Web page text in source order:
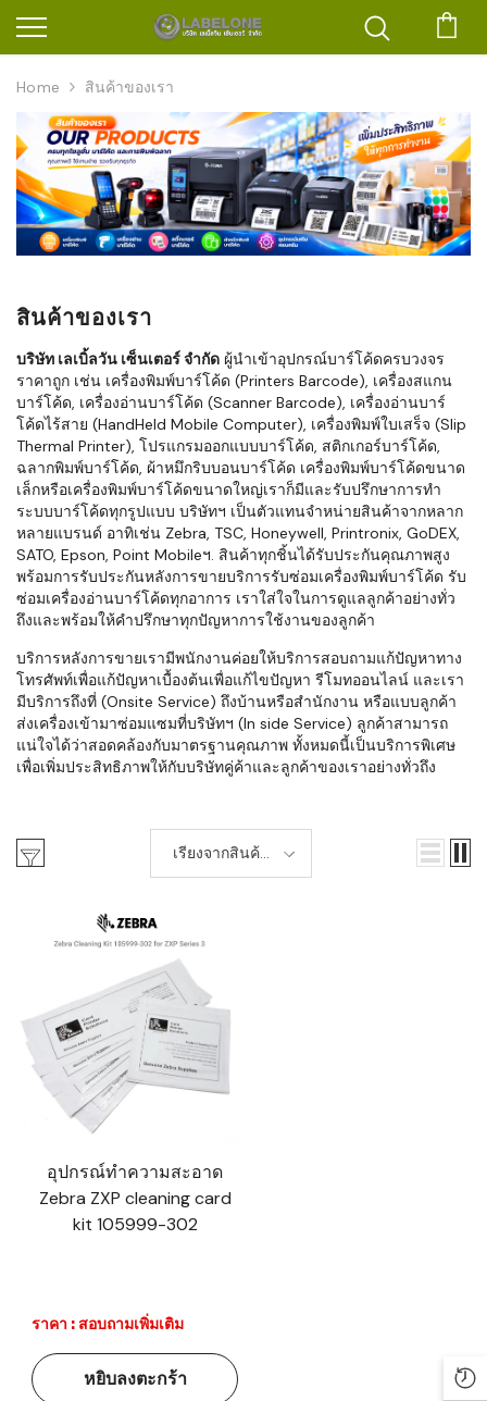
Home สินค้าของเรา
สินค้าของเรา
บริษัท เลเบิ้ลวัน เซ็นเตอร์ จำกัด ผู้นำเข้าอุปกรณ์บาร์โค้ดครบวงจร
ราคาถูก เช่น เครื่องพิมพ์บาร์โค้ด (Printers Barcode), เครื่องสแกน
บาร์โค้ด, เครื่องอ่านบาร์โค้ด (Scanner Barcode), เครื่องอ่านบาร์
โค้ดไร้สาย (HandHeld Mobile Computer), เครื่องพิมพ์ใบเสร็จ (Slip
Thermal Printer), โปรแกรมออกแบบบาร์โค้ด, สติกเกอร์บาร์โค้ด,
ฉลากพิมพ์บาร์โค้ด, ผ้าหมึกริบบอนบาร์โค้ด เครื่องพิมพ์บาร์โค้ดขนาด
เล็กหรือเครื่องพิมพ์บาร์โค้ดขนาดใหญ่เราก็มีและรับปรึกษาการทำ
ระบบบาร์โค้ดทุกรูปแบบ บริษัทฯ เป็นตัวแทนจำหน่ายสินค้าจากหลาก
หลายแบรนด์ อาทิเช่น Zebra, TSC, Honeywell, Printronix, GoDEX,
SATO, Epson, Point Mobileฯ. สินค้าทุกชิ้นได้รับประกันคุณภาพสูง
พร้อมการรับประกันหลังการขายบริการรับซ่อมเครื่องพิมพ์บาร์โค้ด รับ
ซ่อมเครื่องอ่านบาร์โค้ดทุกอาการ เราใส่ใจในการดูแลลูกค้าอย่างทั่ว
ถึงและพร้อมให้คำปรึกษาทุกปัญหาการใช้งานของลูกค้า
บริการหลังการขายเรามีพนักงานค่อยให้บริการสอบถามแก้ปัญหาทาง
โทรศัพท์เพื่อแก้ปัญหาเบื้องต้นเพื่อแก้ไขปัญหา รีโมทออนไลน์ และเรา
มีบริการถึงที่ (Onsite Service) ถึงบ้านหรือสำนักงาน หรือแบบลูกค้า
ส่งเครื่องเข้ามาซ่อมแซมที่บริษัทฯ (In side Service) ลูกค้าสามารถ
แน่ใจได้ว่าสอดคล้องกับมาตรฐานคุณภาพ ทั้งหมดนี้เป็นบริการพิเศษ
เพื่อเพิ่มประสิทธิภาพให้กับบริษัทคู่ค้าและลูกค้าของเราอย่างทั่วถึง
เรียงจากสินค้า
เก่า-ใหม่
อุปกรณ์ทำความสะอาด
Zebra ZXP cleaning card
kit 105999-302
ราคา : สอบถามเพิ่มเติม
หยิบลงตะกร้า